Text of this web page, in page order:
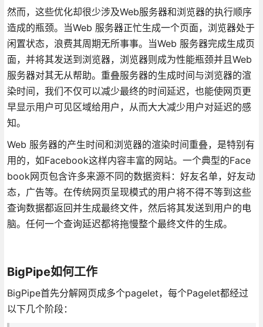
然而，这些优化却很少涉及Web服务器和浏览器的执行顺序
造成的瓶颈。当Web 服务器正忙生成一个页面，浏览器处于
闲置状态，浪费其周期无所事事。当Web 服务器完成生成页
面，并将其发送到浏览器，浏览器则成为性能瓶颈并且Web
服务器对其无从帮助。重叠服务器的生成时间与浏览器的渲
染时间，我们不仅可以减少最终的时间延迟，也能使网页更
早显示用户可见区域给用户，从而大大减少用户对延迟的感
知。
Web 服务器的产生时间和浏览器的渲染时间重叠，是特别有
用的，如Facebook这样内容丰富的网站。一个典型的Face
book网页包含许多来源不同的数据资料：好友名单，好友动
态，广告等。在传统网页呈现模式的用户将不得不等到这些
查询数据都返回并生成最终文件，然后将其发送到用户的电
脑。任何一个查询延迟都将拖慢整个最终文件的生成。
BigPipe如何工作
BigPipe首先分解网页成多个pagelet，每个Pagelet都经过
以下几个阶段：